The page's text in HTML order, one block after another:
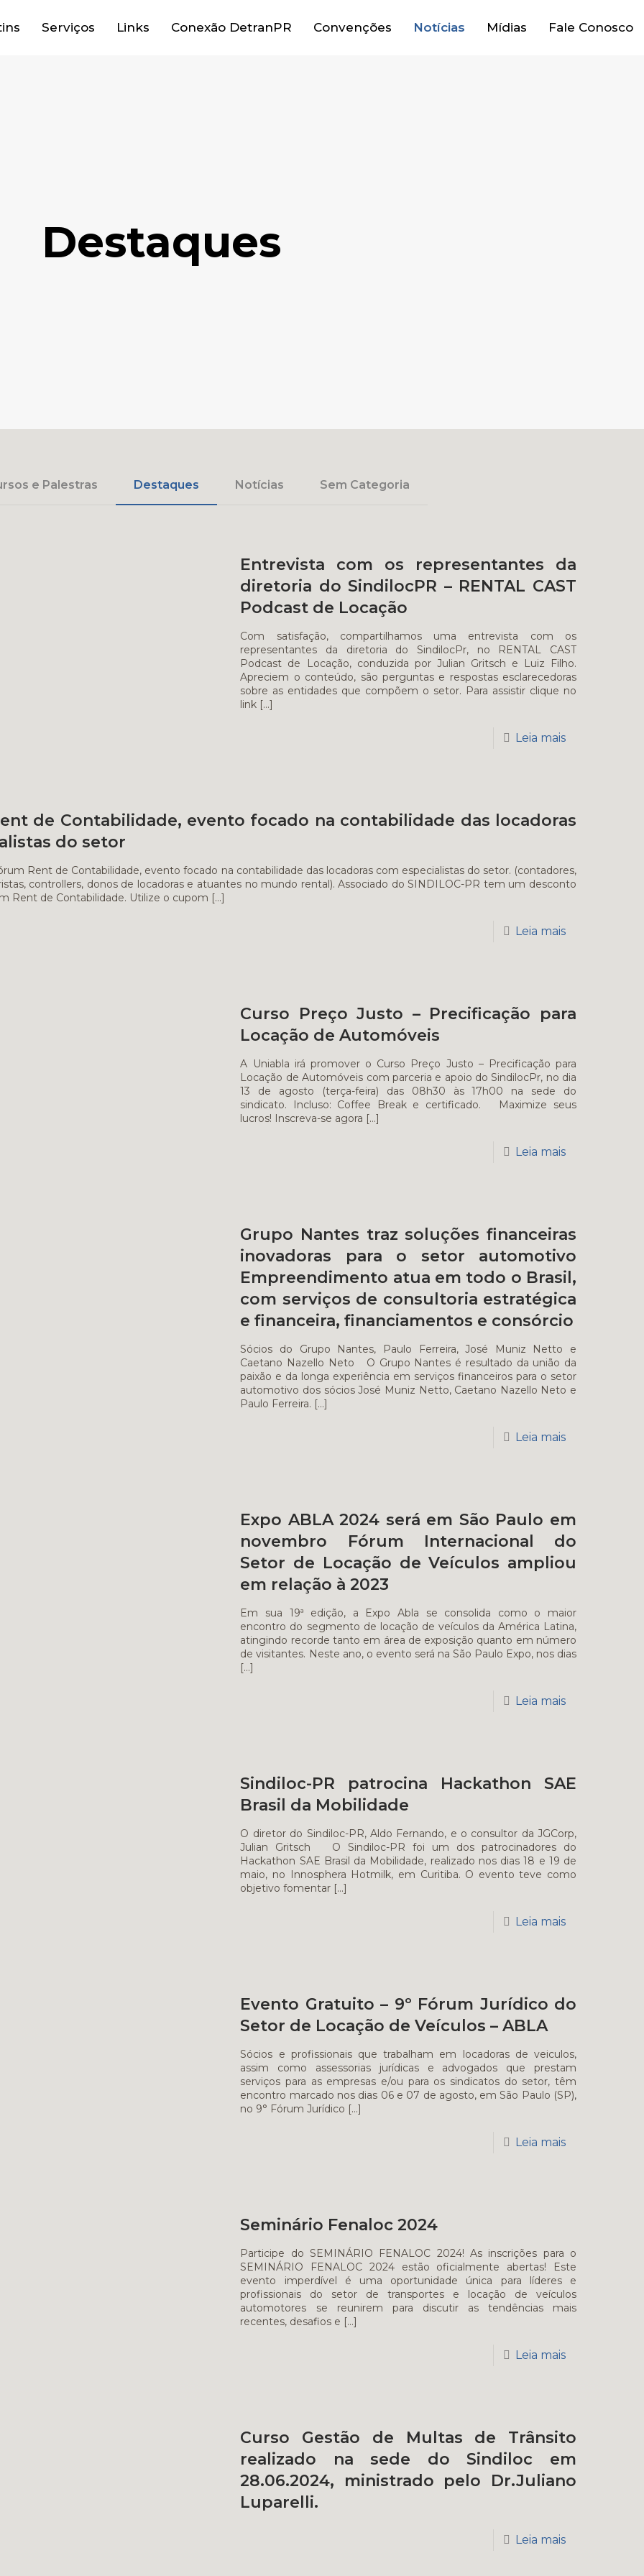
Serviços Links Conexão DetranPR Convenções Notícias Mídias Fale Conosco
Destaques
e Palestras Destaques Notícias Sem Categoria
Entrevista com os representantes da
diretoria do SindilocPR – RENTAL CAST
Podcast de Locação
Com satisfação, compartilhamos uma entrevista com os
representantes da diretoria do SindilocPr, no RENTAL CAST
Podcast de Locação, conduzida por Julian Gritsch e Luiz Filho.
Apreciem o conteúdo, são perguntas e respostas esclarecedoras
sobre as entidades que compõem o setor. Para assistir clique no
link […]
Leia mais
de Contabilidade, evento focado na contabilidade das locadoras
do setor
Rent de Contabilidade, evento focado na contabilidade das locadoras com especialistas do setor. (contadores,
controllers, donos de locadoras e atuantes no mundo rental). Associado do SINDILOC-PR tem um desconto
Rent de Contabilidade. Utilize o cupom […]
Leia mais
Curso Preço Justo – Precificação para
Locação de Automóveis
A Uniabla irá promover o Curso Preço Justo – Precificação para
Locação de Automóveis com parceria e apoio do SindilocPr, no dia
13 de agosto (terça-feira) das 08h30 às 17h00 na sede do
sindicato. Incluso: Coffee Break e certificado. Maximize seus
lucros! Inscreva-se agora […]
Leia mais
Grupo Nantes traz soluções financeiras
inovadoras para o setor automotivo
Empreendimento atua em todo o Brasil,
com serviços de consultoria estratégica
e financeira, financiamentos e consórcio
Sócios do Grupo Nantes, Paulo Ferreira, José Muniz Netto e
Caetano Nazello Neto O Grupo Nantes é resultado da união da
paixão e da longa experiência em serviços financeiros para o setor
automotivo dos sócios José Muniz Netto, Caetano Nazello Neto e
Paulo Ferreira. […]
Leia mais
Expo ABLA 2024 será em São Paulo em
novembro Fórum Internacional do
Setor de Locação de Veículos ampliou
em relação à 2023
Em sua 19ª edição, a Expo Abla se consolida como o maior
encontro do segmento de locação de veículos da América Latina,
atingindo recorde tanto em área de exposição quanto em número
de visitantes. Neste ano, o evento será na São Paulo Expo, nos dias
[…]
Leia mais
Sindiloc-PR patrocina Hackathon SAE
Brasil da Mobilidade
O diretor do Sindiloc-PR, Aldo Fernando, e o consultor da JGCorp,
Julian Gritsch O Sindiloc-PR foi um dos patrocinadores do
Hackathon SAE Brasil da Mobilidade, realizado nos dias 18 e 19 de
maio, no Innosphera Hotmilk, em Curitiba. O evento teve como
objetivo fomentar […]
Leia mais
Evento Gratuito – 9º Fórum Jurídico do
Setor de Locação de Veículos – ABLA
Sócios e profissionais que trabalham em locadoras de veiculos,
assim como assessorias jurídicas e advogados que prestam
serviços para as empresas e/ou para os sindicatos do setor, têm
encontro marcado nos dias 06 e 07 de agosto, em São Paulo (SP),
no 9° Fórum Jurídico […]
Leia mais
Seminário Fenaloc 2024
Participe do SEMINÁRIO FENALOC 2024! As inscrições para o
SEMINÁRIO FENALOC 2024 estão oficialmente abertas! Este
evento imperdível é uma oportunidade única para líderes e
profissionais do setor de transportes e locação de veículos
automotores se reunirem para discutir as tendências mais
recentes, desafios e […]
Leia mais
Curso Gestão de Multas de Trânsito
realizado na sede do Sindiloc em
28.06.2024, ministrado pelo Dr.Juliano
Luparelli.
Leia mais